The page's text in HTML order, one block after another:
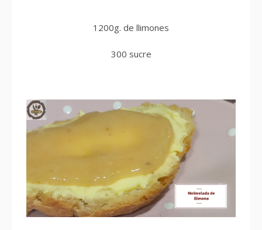
1200g. de llimones
300 sucre